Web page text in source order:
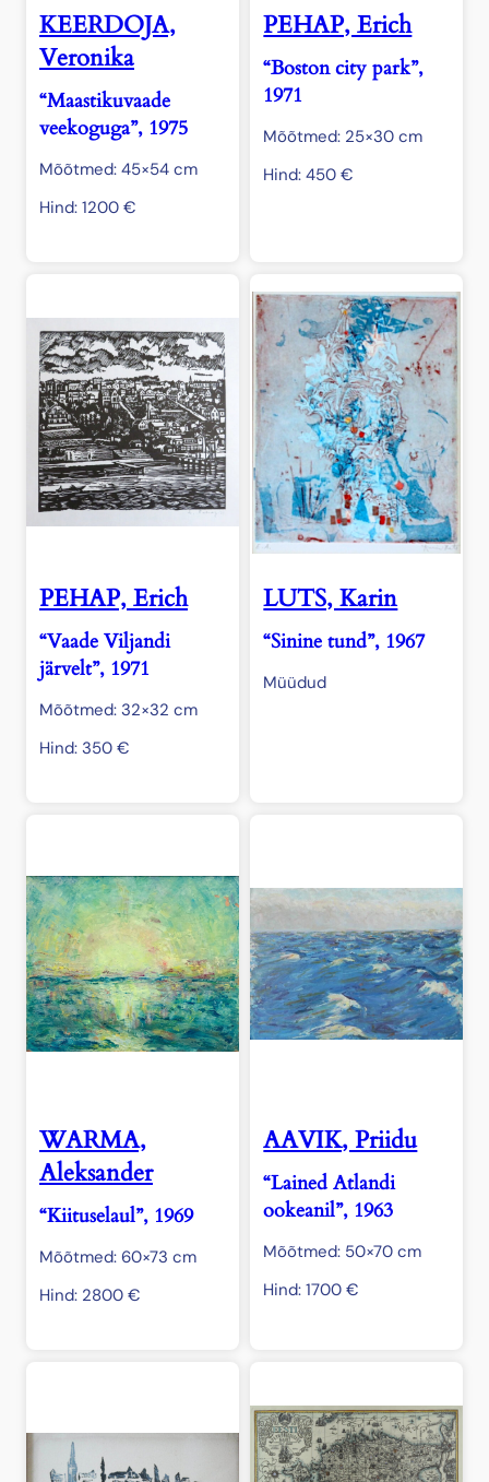
KEERDOJA,
Veronika
“Maastikuvaade
veekoguga”, 1975
Mõõtmed: 45×54 cm
Hind: 1200 €
PEHAP, Erich
“Boston city park”,
1971
Mõõtmed: 25×30 cm
Hind:450€
PEHAP, Erich
“Vaade Viljandi
järvelt”, 1971
Mõõtmed: 32×32 cm
Hind: 350 €
LUTS, Karin
“Sinine tund”, 1967
Müüdud
WARMA,
Aleksander
“Kiituselaul”, 1969
Mõõtmed: 60×73 cm
Hind: 2800 €
AAVIK, Priidu
“Lained Atlandi
ookeanil”, 1963
Mõõtmed: 50×70 cm
Hind:1700€